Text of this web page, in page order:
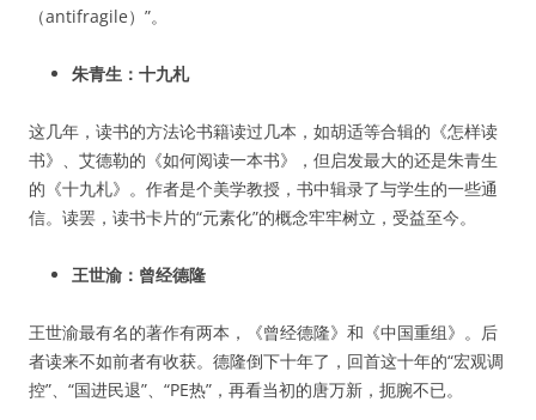
（antifragile）”。
朱青生：十九札
这几年，读书的方法论书籍读过几本，如胡适等合辑的《怎样读
书》、艾德勒的《如何阅读一本书》，但启发最大的还是朱青生
的《十九札》。作者是个美学教授，书中辑录了与学生的一些通
信。读罢，读书卡片的“元素化”的概念牢牢树立，受益至今。
王世渝：曾经德隆
王世渝最有名的著作有两本，《曾经德隆》和《中国重组》。后
者读来不如前者有收获。德隆倒下十年了，回首这十年的“宏观调
控”、“国进民退”、“PE热”，再看当初的唐万新，扼腕不已。